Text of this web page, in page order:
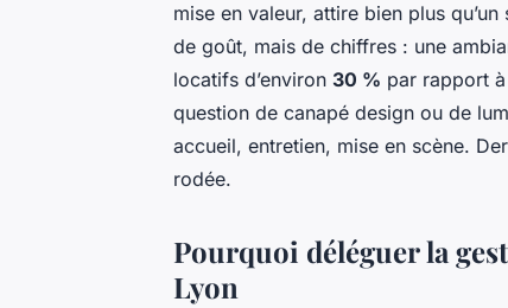
mise en valeur, attire bien plus
de goût, mais de chiffres : une
locatifs d’environ 30 % par rapport à
question de canapé design ou de
accueil, entretien, mise en scène.
rodée.
Pourquoi déléguer la
Lyon